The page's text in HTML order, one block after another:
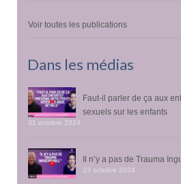
Voir toutes les publications
Dans les médias
Faut-il parler de ça aux
sexuels sur les enfants
31 octobre 2024
Il n’y a pas de Trauma
23 octobre 2024